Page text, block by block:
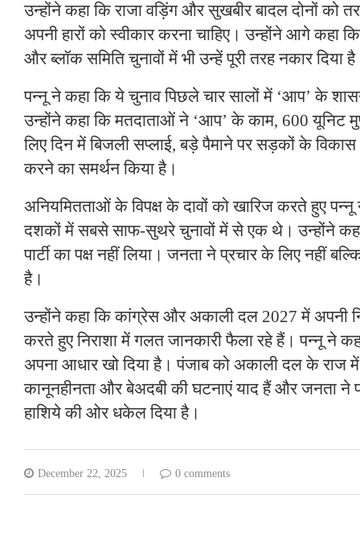
उन्होंने कहा कि राजा वड़िंग और सुखबीर बादल दोनों को
अपनी हारों को स्वीकार करना चाहिए। उन्होंने आगे कहा
और ब्लॉक समिति चुनावों में भी उन्हें पूरी तरह नकार दिया
पन्नू ने कहा कि ये चुनाव पिछले चार सालों में ‘आप’ के
उन्होंने कहा कि मतदाताओं ने ‘आप’ के काम, 600 यूनिट
लिए दिन में बिजली सप्लाई, बड़े पैमाने पर सड़कों के
करने का समर्थन किया है।
अनियमितताओं के विपक्ष के दावों को खारिज करते हुए
दशकों में सबसे साफ-सुथरे चुनावों में से एक थे। उन्होंने
पार्टी का पक्ष नहीं लिया। जनता ने प्रचार के लिए नहीं
है।
उन्होंने कहा कि कांग्रेस और अकाली दल 2027 में अपनी
करते हुए निराशा में गलत जानकारी फैला रहे हैं। पन्नू ने कहा
अपना आधार खो दिया है। पंजाब को अकाली दल के राज
कानूनहीनता और बेअदबी की घटनाएं याद हैं और जनता ने
हाशिये की ओर धकेल दिया है।
December 22, 2025 0 comments